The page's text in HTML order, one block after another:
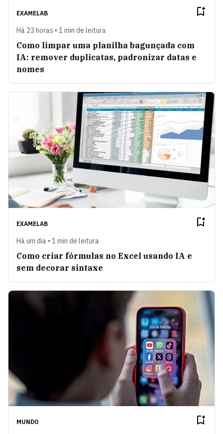
EXAMELAB
Há 23 horas • 1 min de leitura
Como limpar uma planilha bagunçada com
IA: remover duplicatas, padronizar datas e
nomes
EXAMELAB
Há um dia • 1 min de leitura
Como criar fórmulas no Excel usando IA e
sem decorar sintaxe
MUNDO